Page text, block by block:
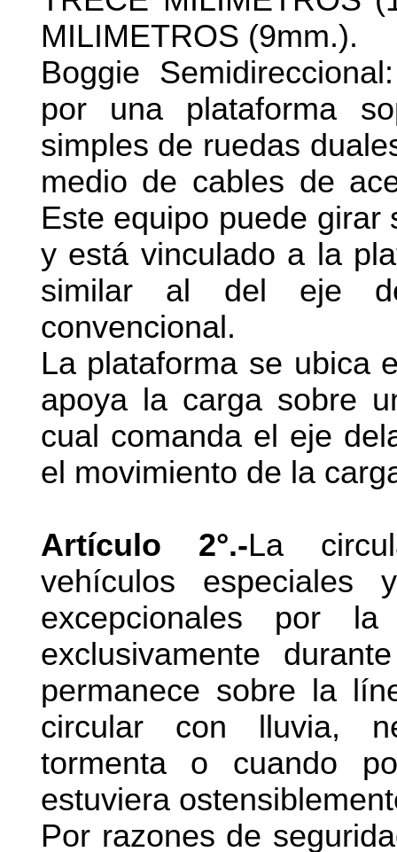
MILIMETROS (9mm.).
Boggie
por una plataforma
simples de ruedas
medio de cables de
Este equipo puede
y está vinculado a la
similar al del eje
convencional.
La plataforma se ubica
apoya la carga sobre
cual comanda el eje
el movimiento de la
Artículo 2°.-La
vehículos
excepcionales por
exclusivamente
permanece sobre la
circular con lluvia,
tormenta o cuando
estuviera
Por razones de